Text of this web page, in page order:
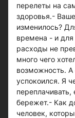
перелеты на
здоровья.-
изменилось?
времена - и для
расходы не
много чего
возможность. А
успокоился. Я
переплачивать,
бережет.- Как
человек,